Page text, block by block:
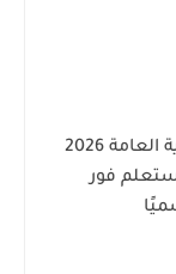
رابط نتيجة الثانوية العامة 2026
فور